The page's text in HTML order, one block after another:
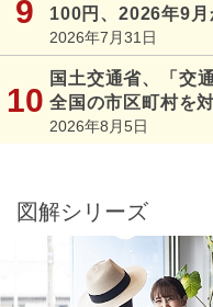
100円、2026年9月
2026年7月31日
国土交通省、「交
全国の市区町村を
2026年8月5日
図解シリーズ